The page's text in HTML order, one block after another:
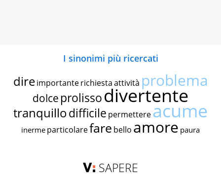
I sinonimi più ricercati
dire importante richiestaattività problema
dolce prolissodivertente
tranquillodifficile permettereacume
inerme particolarefare bello amore paura
SAPERE